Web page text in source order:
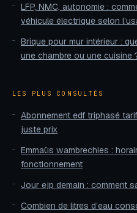
LFP, NMC, autonomie :
véhicule électrique selon
Brique pour mur intérieur :
une chambre ou une cuisine
LES PLUS CONSULTÉS
Abonnement edf triphasé
juste prix
Emmaüs wambrechies :
fonctionnement
Jour ejp demain : comment
Combien de litres d’eau